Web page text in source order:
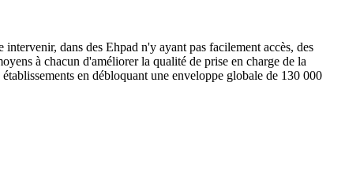
intervenir, dans des Ehpad n'y ayant pas facilement accès, des
à chacun d'améliorer la qualité de prise en charge de la
en débloquant une enveloppe globale de 130 000